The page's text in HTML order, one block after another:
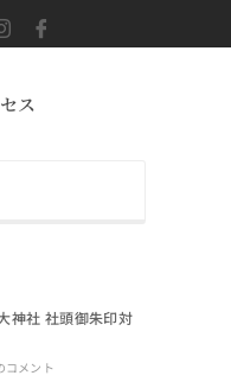
ス
神社 社頭御朱印対
コメント